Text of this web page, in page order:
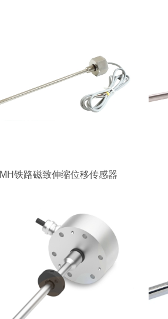
MH铁路磁致伸缩位移传感器